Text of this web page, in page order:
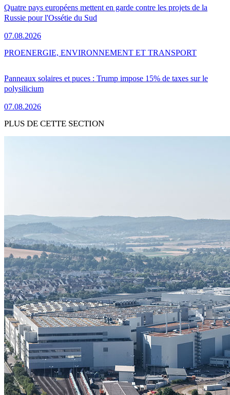
Quatre pays européens mettent en garde contre les projets de la
Russie pour l'Ossétie du Sud
07.08.2026
Panneaux solaires et puces : Trump impose 15% de taxes sur le
polysilicium
07.08.2026
PROENERGIE, ENVIRONNEMENT ET TRANSPORT
PLUS DE CETTE SECTION